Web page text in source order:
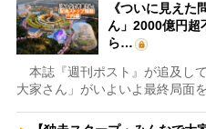
《ついに見えた
ん」2000億円超
ら…
本誌『週刊ポスト』が追及し
大家さん」がいよいよ最終局面